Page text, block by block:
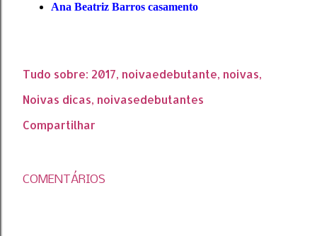
Ana Beatriz Barros casamento
Tudo sobre: 2017 noivaedebutante noivas
Noivas dicas noivasedebutantes
Compartilhar
COMENTÁRIOS